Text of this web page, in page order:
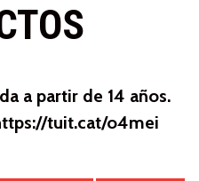
a partir de 14 años.
tuit.cat/o4mei